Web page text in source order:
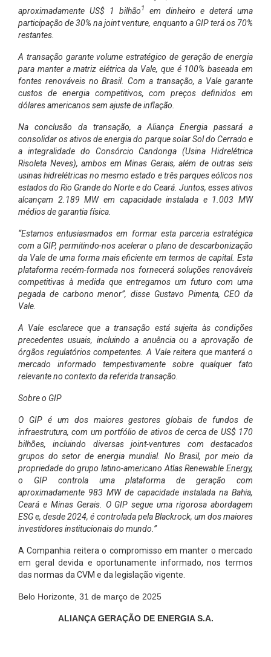
aproximadamente US$ 1 bilhão1
em dinheiro e deterá uma
participação de 30% na joint venture, enquanto a GIP terá os 70%
restantes.
A transação garante volume estratégico de geração de energia
para manter a matriz elétrica da Vale, que é 100% baseada em
fontes renováveis no Brasil. Com a transação, a Vale garante
custos de energia competitivos, com preços definidos em
dólares americanos sem ajuste de inflação.
Na conclusão da transação, a Aliança Energia passará a
consolidar os ativos de energia do parque solar Sol do Cerrado e
a integralidade do Consórcio Candonga (Usina Hidrelétrica
Risoleta Neves), ambos em Minas Gerais, além de outras seis
usinas hidrelétricas no mesmo estado e três parques eólicos nos
estados do Rio Grande do Norte e do Ceará. Juntos, esses ativos
alcançam 2.189 MW em capacidade instalada e 1.003 MW
médios de garantia física.
“Estamos entusiasmados em formar esta parceria estratégica
com a GIP, permitindo-nos acelerar o plano de descarbonização
da Vale de uma forma mais eficiente em termos de capital. Esta
plataforma recém-formada nos fornecerá soluções renováveis
competitivas à medida que entregamos um futuro com uma
pegada de carbono menor”, disse Gustavo Pimenta, CEO da
Vale.
A Vale esclarece que a transação está sujeita às condições
precedentes usuais, incluindo a anuência ou a aprovação de
órgãos regulatórios competentes. A Vale reitera que manterá o
mercado informado tempestivamente sobre qualquer fato
relevante no contexto da referida transação.
Sobre o GIP
O GIP é um dos maiores gestores globais de fundos de
infraestrutura, com um portfólio de ativos de cerca de US$ 170
bilhões, incluindo diversas joint-ventures com destacados
grupos do setor de energia mundial. No Brasil, por meio da
propriedade do grupo latino-americano Atlas Renewable Energy,
o GIP controla uma plataforma de geração com
aproximadamente 983 MW de capacidade instalada na Bahia,
Ceará e Minas Gerais. O GIP segue uma rigorosa abordagem
ESG e, desde 2024, é controlada pela Blackrock, um dos maiores
investidores institucionais do mundo.”
A Companhia reitera o compromisso em manter o mercado
em geral devida e oportunamente informado, nos termos
das normas da CVM e da legislação vigente.
Belo Horizonte, 31 de março de 2025
ALIANÇA GERAÇÃO DE ENERGIA S.A.